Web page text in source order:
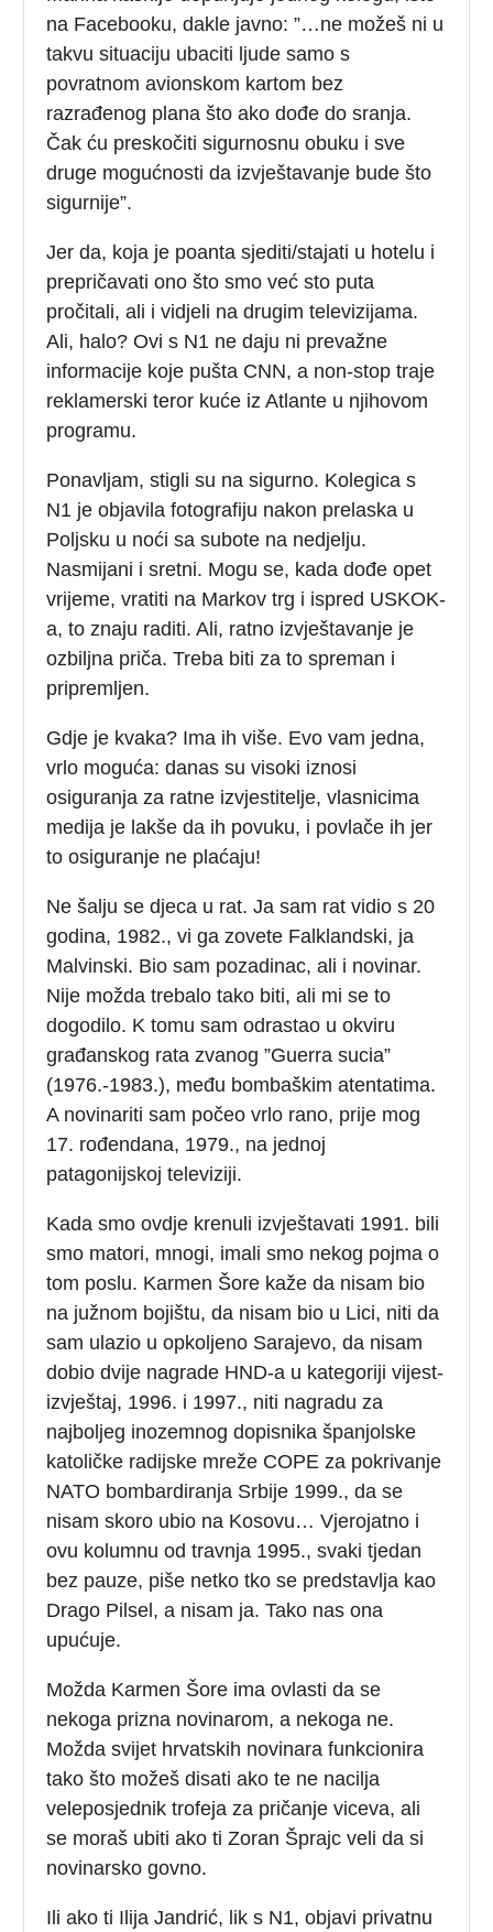
na Facebooku, dakle javno: ”…ne možeš ni u
takvu situaciju ubaciti ljude samo s
povratnom avionskom kartom bez
razrađenog plana što ako dođe do sranja.
Čak ću preskočiti sigurnosnu obuku i sve
druge mogućnosti da izvještavanje bude što
sigurnije”.
Jer da, koja je poanta sjediti/stajati u hotelu i
prepričavati ono što smo već sto puta
pročitali, ali i vidjeli na drugim televizijama.
Ali, halo? Ovi s N1 ne daju ni prevažne
informacije koje pušta CNN, a non-stop traje
reklamerski teror kuće iz Atlante u njihovom
programu.
Ponavljam, stigli su na sigurno. Kolegica s
N1 je objavila fotografiju nakon prelaska u
Poljsku u noći sa subote na nedjelju.
Nasmijani i sretni. Mogu se, kada dođe opet
vrijeme, vratiti na Markov trg i ispred USKOK-
a, to znaju raditi. Ali, ratno izvještavanje je
ozbiljna priča. Treba biti za to spreman i
pripremljen.
Gdje je kvaka? Ima ih više. Evo vam jedna,
vrlo moguća: danas su visoki iznosi
osiguranja za ratne izvjestitelje, vlasnicima
medija je lakše da ih povuku, i povlače ih jer
to osiguranje ne plaćaju!
Ne šalju se djeca u rat. Ja sam rat vidio s 20
godina, 1982., vi ga zovete Falklandski, ja
Malvinski. Bio sam pozadinac, ali i novinar.
Nije možda trebalo tako biti, ali mi se to
dogodilo. K tomu sam odrastao u okviru
građanskog rata zvanog ”Guerra sucia”
(1976.-1983.), među bombaškim atentatima.
A novinariti sam počeo vrlo rano, prije mog
17. rođendana, 1979., na jednoj
patagonijskoj televiziji.
Kada smo ovdje krenuli izvještavati 1991. bili
smo matori, mnogi, imali smo nekog pojma o
tom poslu. Karmen Šore kaže da nisam bio
na južnom bojištu, da nisam bio u Lici, niti da
sam ulazio u opkoljeno Sarajevo, da nisam
dobio dvije nagrade HND-a u kategoriji vijest-
izvještaj, 1996. i 1997., niti nagradu za
najboljeg inozemnog dopisnika španjolske
katoličke radijske mreže COPE za pokrivanje
NATO bombardiranja Srbije 1999., da se
nisam skoro ubio na Kosovu… Vjerojatno i
ovu kolumnu od travnja 1995., svaki tjedan
bez pauze, piše netko tko se predstavlja kao
Drago Pilsel, a nisam ja. Tako nas ona
upućuje.
Možda Karmen Šore ima ovlasti da se
nekoga prizna novinarom, a nekoga ne.
Možda svijet hrvatskih novinara funkcionira
tako što možeš disati ako te ne nacilja
veleposjednik trofeja za pričanje viceva, ali
se moraš ubiti ako ti Zoran Šprajc veli da si
novinarsko govno.
Ili ako ti Ilija Jandrić, lik s N1, objavi privatnu